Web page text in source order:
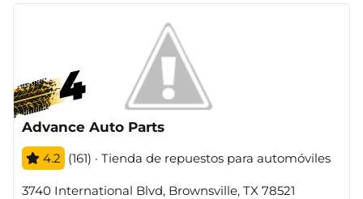
Advance Auto Parts
4.2 (161) · Tienda de repuestos para automóviles
3740 International Blvd, Brownsville, TX 78521